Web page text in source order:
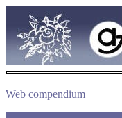
Web compendium